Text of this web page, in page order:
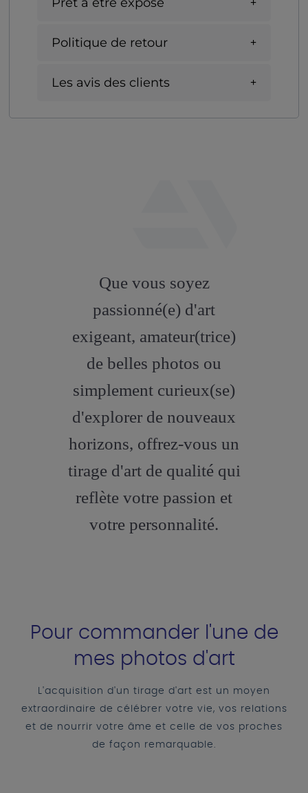
Politique de retour
Les avis des clients
artstation
Que vous soyez
passionné(e) d'art
exigeant, amateur(trice)
de belles photos ou
simplement curieux(se)
d'explorer de nouveaux
horizons, offrez-vous un
tirage d'art de qualité qui
reflète votre passion et
votre personnalité.
Pour commander l'une de
mes photos d'art
L'acquisition d'un tirage d'art est un moyen
extraordinaire de célébrer votre vie, vos relations
et de nourrir votre âme et celle de vos proches
de façon remarquable.